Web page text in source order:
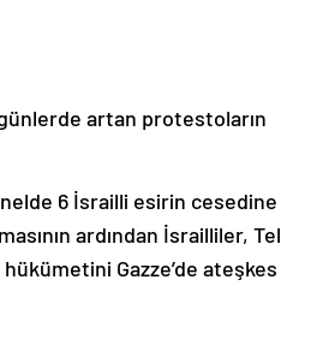
artan protestoların
6 İsrailli esirin cesedine
ardından İsrailliler, Tel
Gazze’de ateşkes